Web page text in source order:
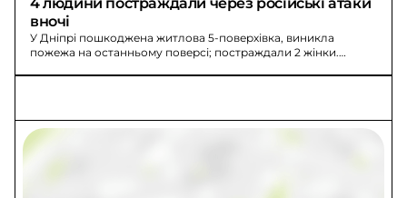
вночі
У Дніпрі пошкоджена житлова 5-поверхівка, виникла
пожежа на останньому поверсі; постраждали 2 жінки.